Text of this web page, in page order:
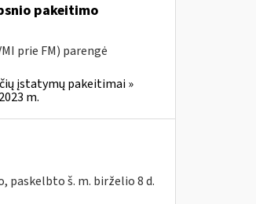
pakeitimo
prie FM) parengė
įstatymų pakeitimai »
m.
paskelbto š. m. birželio 8 d.